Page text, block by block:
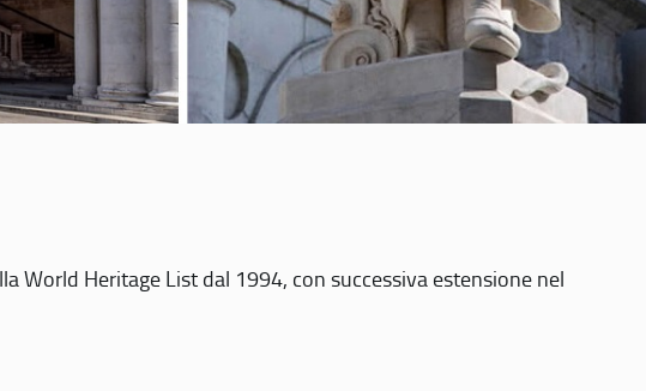
World Heritage List dal 1994, con successiva estensione nel